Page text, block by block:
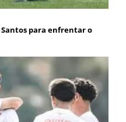
para enfrentar o